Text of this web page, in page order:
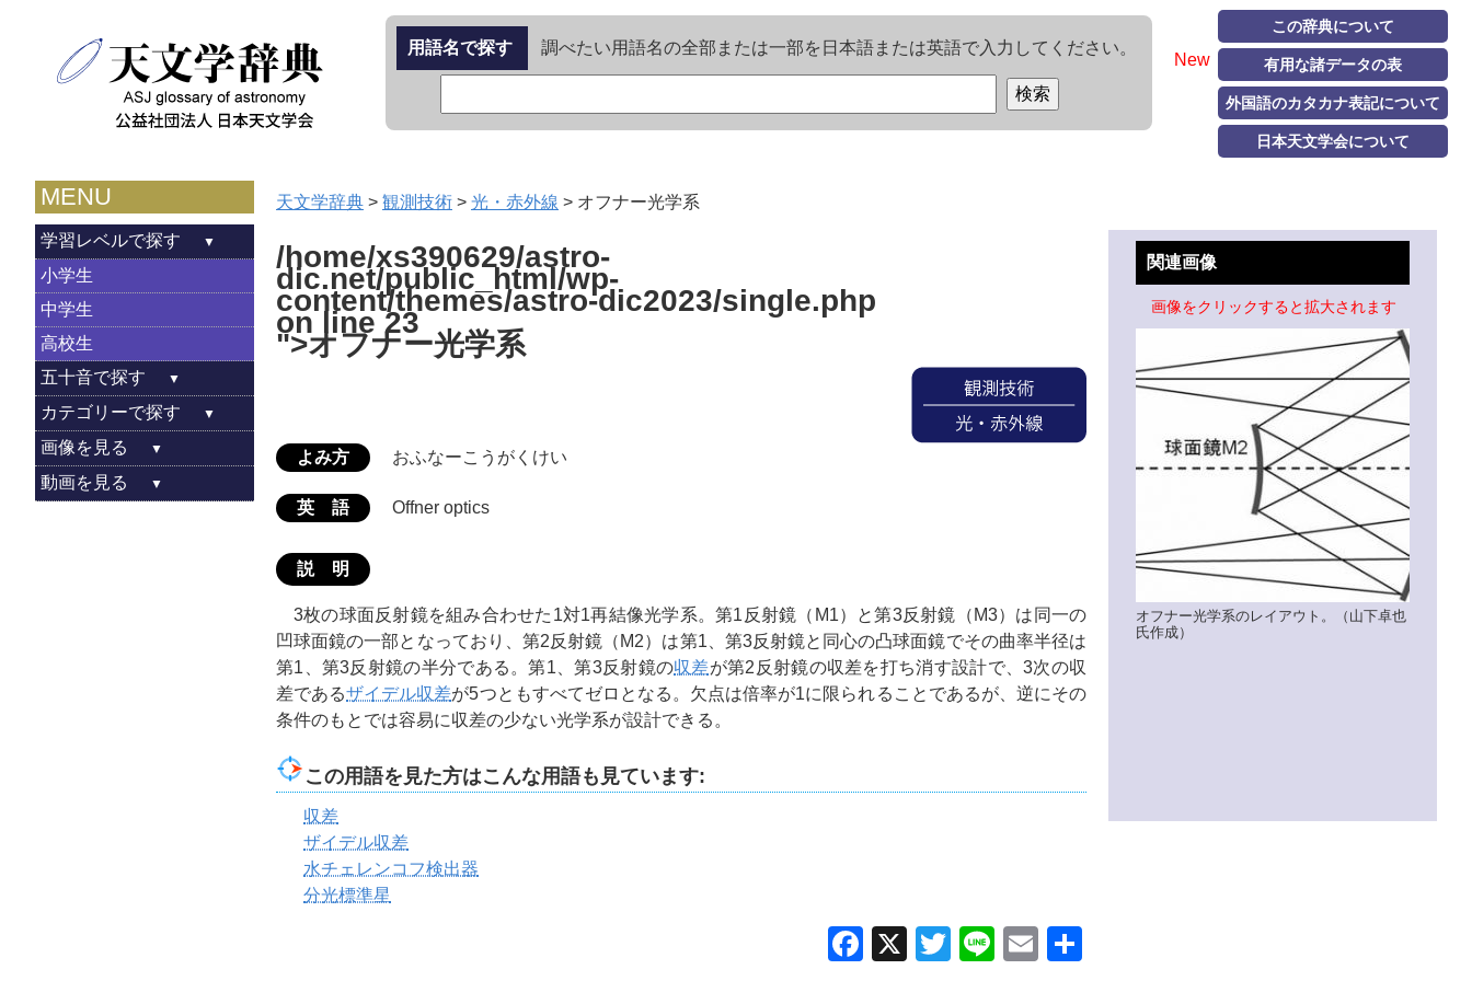
New
この辞典について
有用な諸データの表
外国語のカタカナ表記について
日本天文学会について
用語名で探す 調べたい用語名の全部または一部を日本語または英語で入力してください。
MENU
学習レベルで探す
小学生
中学生
高校生
五十音で探す
カテゴリーで探す
画像を見る
動画を見る
天文学辞典 > 観測技術 > 光・赤外線 > オフナー光学系
/home/xs390629/astro-
dic.net/public_html/wp-
content/themes/astro-dic2023/single.php
on line23
">オフナー光学系
よみ方 おふなーこうがくけい
英 語 Offner optics
説 明
3枚の球面反射鏡を組み合わせた1対1再結像光学系。第1反射鏡（M1）と第3反射鏡（M3）は同一の
凹球面鏡の一部となっており、第2反射鏡（M2）は第1、第3反射鏡と同心の凸球面鏡でその曲率半径は
第1、第3反射鏡の半分である。第1、第3反射鏡の収差が第2反射鏡の収差を打ち消す設計で、3次の収
差であるザイデル収差が5つともすべてゼロとなる。欠点は倍率が1に限られることであるが、逆にその
条件のもとでは容易に収差の少ない光学系が設計できる。
この用語を見た方はこんな用語も見ています:
収差
ザイデル収差
水チェレンコフ検出器
分光標準星
Facebook
X TwitterLineEmail
関連画像
画像をクリックすると拡大されます
オフナー光学系のレイアウト。（山下卓也
氏作成）